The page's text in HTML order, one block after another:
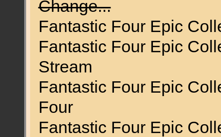
Change...
Fantastic Four Epic
Fantastic Four Epic
Stream
Fantastic Four Epic
Four
Fantastic Four Epic